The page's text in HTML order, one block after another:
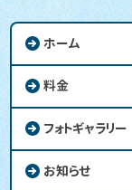
ホーム
料金
フォトギャラリー
お知らせ